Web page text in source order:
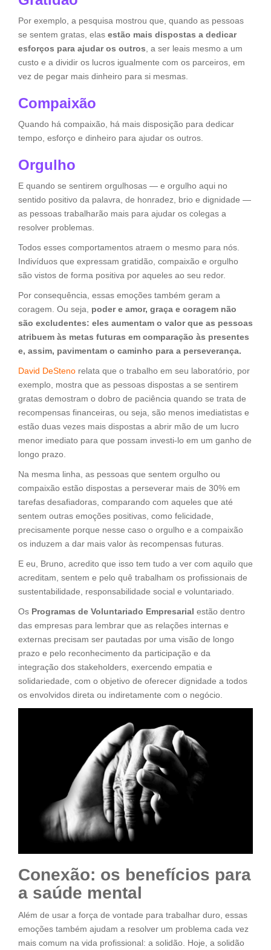
Por exemplo, a pesquisa mostrou que, quando as pessoas
se sentem gratas, elas estão mais dispostas a dedicar
esforços para ajudar os outros , a ser leais mesmo a um
custo e a dividir os lucros igualmente com os parceiros, em
vez de pegar mais dinheiro para si mesmas.
Compaixão
Quando há compaixão, há mais disposição para dedicar
tempo, esforço e dinheiro para ajudar os outros.
Orgulho
E quando se sentirem orgulhosas — e orgulho aqui no
sentido positivo da palavra, de honradez, brio e dignidade —
as pessoas trabalharão mais para ajudar os colegas a
resolver problemas.
Todos esses comportamentos atraem o mesmo para nós.
Indivíduos que expressam gratidão, compaixão e orgulho
são vistos de forma positiva por aqueles ao seu redor.
Por consequência, essas emoções também geram a
coragem. Ou seja, poder e amor, graça e coragem não
são excludentes: eles aumentam o valor que as pessoas
atribuem às metas futuras em comparação às presentes
e, assim, pavimentam o caminho para a perseverança.
David DeSteno relata que o trabalho em seu laboratório, por
exemplo, mostra que as pessoas dispostas a se sentirem
gratas demostram o dobro de paciência quando se trata de
recompensas financeiras, ou seja, são menos imediatistas e
estão duas vezes mais dispostas a abrir mão de um lucro
menor imediato para que possam investi-lo em um ganho de
longo prazo.
Na mesma linha, as pessoas que sentem orgulho ou
compaixão estão dispostas a perseverar mais de 30% em
tarefas desafiadoras, comparando com aqueles que até
sentem outras emoções positivas, como felicidade,
precisamente porque nesse caso o orgulho e a compaixão
os induzem a dar mais valor às recompensas futuras.
E eu, Bruno, acredito que isso tem tudo a ver com aquilo que
acreditam, sentem e pelo quê trabalham os profissionais de
sustentabilidade, responsabilidade social e voluntariado.
Os Programas de Voluntariado Empresarial estão dentro
das empresas para lembrar que as relações internas e
externas precisam ser pautadas por uma visão de longo
prazo e pelo reconhecimento da participação e da
integração dos stakeholders, exercendo empatia e
solidariedade, com o objetivo de oferecer dignidade a todos
os envolvidos direta ou indiretamente com o negócio.
Conexão: os benefícios para
a saúde mental
Além de usar a força de vontade para trabalhar duro, essas
emoções também ajudam a resolver um problema cada vez
mais comum na vida profissional: a solidão. Hoje, a solidão